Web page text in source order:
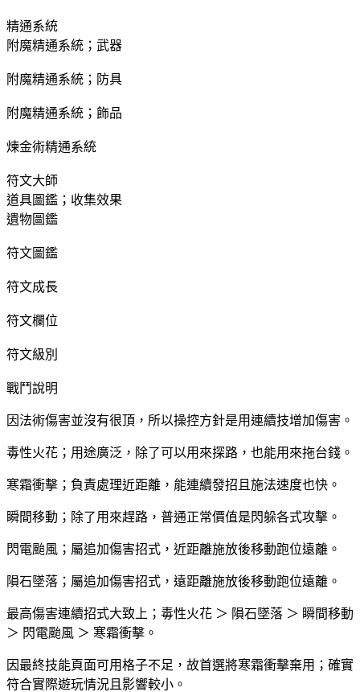
精通系統
附魔精通系統；武器
附魔精通系統；防具
附魔精通系統；飾品
煉金術精通系統
符文大師
道具圖鑑；收集效果
遺物圖鑑
符文圖鑑
符文成長
符文欄位
符文級別
戰鬥說明
因法術傷害並沒有很頂，所以操控方針是用連續技增加傷害。
毒性火花；用途廣泛，除了可以用來探路，也能用來拖台錢。
寒霜衝擊；負責處理近距離，能連續發招且施法速度也快。
瞬間移動；除了用來趕路，普通正常價值是閃躲各式攻擊。
閃電颱風；屬追加傷害招式，近距離施放後移動跑位遠離。
隕石墜落；屬追加傷害招式，遠距離施放後移動跑位遠離。
最高傷害連續招式大致上；毒性火花 ＞ 隕石墜落 ＞ 瞬間移動
＞ 閃電颱風 ＞ 寒霜衝擊。
因最終技能頁面可用格子不足，故首選將寒霜衝擊棄用；確實
符合實際遊玩情況且影響較小。